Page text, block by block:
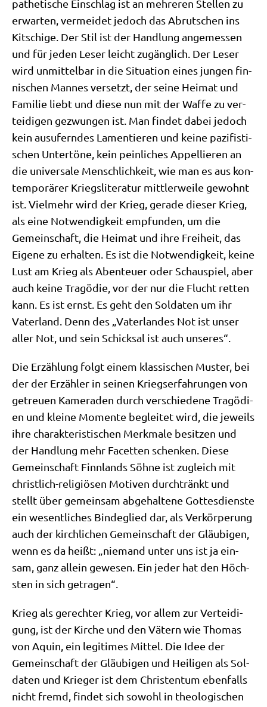
pathe­ti­sche Ein­schlag ist an meh­re­ren Stel­len zu
erwar­ten, ver­mei­det jedoch das Abrut­schen ins
Kit­schi­ge. Der Stil ist der Hand­lung ange­mes­sen
und für jeden Leser leicht zugäng­lich. Der Leser
wird unmit­tel­bar in die Situa­ti­on eines jun­gen fin­
ni­schen Man­nes ver­setzt, der sei­ne Hei­mat und
Fami­lie liebt und die­se nun mit der Waf­fe zu ver­
tei­di­gen gezwun­gen ist. Man fin­det dabei jedoch
kein aus­ufern­des Lamen­tie­ren und kei­ne pazi­fi­sti­
schen Unter­tö­ne, kein pein­li­ches Appel­lie­ren an
die uni­ver­sa­le Mensch­lich­keit, wie man es aus kon­
tem­po­rä­rer Kriegs­li­te­ra­tur mitt­ler­wei­le gewohnt
ist. Viel­mehr wird der Krieg, gera­de die­ser Krieg,
als eine Not­wen­dig­keit emp­fun­den, um die
Gemein­schaft, die Hei­mat und ihre Frei­heit, das
Eige­ne zu erhal­ten. Es ist die Not­wen­dig­keit, kei­ne
Lust am Krieg als Aben­teu­er oder Schau­spiel, aber
auch kei­ne Tra­gö­die, vor der nur die Flucht ret­ten
kann. Es ist ernst. Es geht den Sol­da­ten um ihr
Vater­land. Denn des „Vater­lan­des Not ist unser
aller Not, und sein Schick­sal ist auch unseres“.
Die Erzäh­lung folgt einem klas­si­schen Muster, bei
der der Erzäh­ler in sei­nen Kriegs­er­fah­run­gen von
getreu­en Kame­ra­den durch ver­schie­de­ne Tra­gö­di­
en und klei­ne Momen­te beglei­tet wird, die jeweils
ihre cha­rak­te­ri­sti­schen Merk­ma­le besit­zen und
der Hand­lung mehr Facet­ten schen­ken. Die­se
Gemein­schaft Finn­lands Söh­ne ist zugleich mit
christ­lich-reli­giö­sen Moti­ven durch­tränkt und
stellt über gemein­sam abge­hal­te­ne Got­tes­dien­ste
ein wesent­li­ches Bin­de­glied dar, als Ver­kör­pe­rung
auch der kirch­li­chen Gemein­schaft der Gläu­bi­gen,
wenn es da heißt: „nie­mand unter uns ist ja ein­
sam, ganz allein gewe­sen. Ein jeder hat den Höch­
sten in sich getragen“.
Krieg als gerech­ter Krieg, vor allem zur Ver­tei­di­
gung, ist der Kir­che und den Vätern wie Tho­mas
von Aquin, ein legi­ti­mes Mit­tel. Die Idee der
Gemein­schaft der Gläu­bi­gen und Hei­li­gen als Sol­
da­ten und Krie­ger ist dem Chri­sten­tum eben­falls
nicht fremd, fin­det sich sowohl in theo­lo­gi­schen